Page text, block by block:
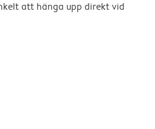
att hänga upp direkt vid